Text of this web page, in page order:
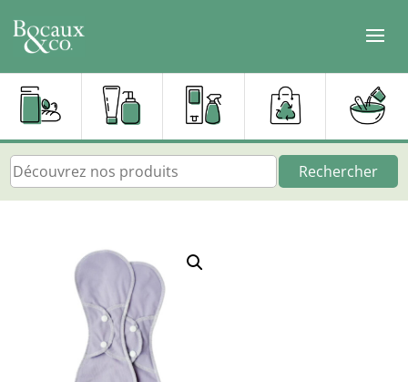
Rechercher